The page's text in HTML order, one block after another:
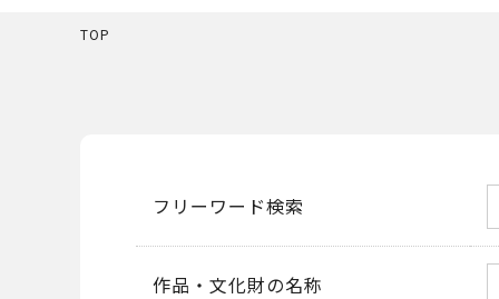
TOP
フリーワード検索
作品・文化財の名称